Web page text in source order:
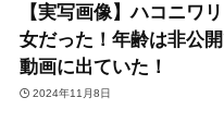
【実写画像】ハコニワ
女だった！年齢は非公
動画に出ていた！
2024年11月8日